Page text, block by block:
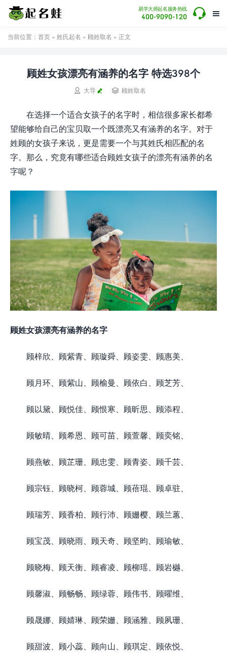

易学大师起名服务热线
400-9090-120 
当前位置： 首页 » 姓氏起名 » 顾姓取名 » 正文
顾姓女孩漂亮有涵养的名字 特选398个
 大导  顾姓取名
在选择一个适合女孩子的名字时，相信很多家长都希
望能够给自己的宝贝取一个既漂亮又有涵养的名字。对于
姓顾的女孩子来说，更是需要一个与其姓氏相匹配的名
字。那么，究竟有哪些适合顾姓女孩子的漂亮有涵养的名
字呢？
顾姓女孩漂亮有涵养的名字
顾梓欣、顾紫青、顾璇舜、顾姿雯、顾惠美、
顾月环、顾紫山、顾榆曼、顾依白、顾芝芳、
顾以黛、顾悦佳、顾恨寒、顾昕思、顾添程、
顾敏晴、顾希恩、顾可苗、顾萱馨、顾奕铭、
顾燕敏、顾芷珊、顾忠雯、顾青姿、顾千芸、
顾宗钰、顾晓柯、顾蓉城、顾蓓琨、顾卓驻、
顾瑞芳、顾香柏、顾行沛、顾姗樱、顾兰蕙、
顾宝茂、顾晓雨、顾天奇、顾坚昀、顾瑜敏、
顾晓梅、顾天衡、顾睿凌、顾柳瑶、顾岩樾、
顾馨淑、顾畅畅、顾绿蓉、顾伟书、顾曜维、
顾晟娜、顾婧琳、顾荣姗、顾涵雅、顾夙珊、
顾甜波、顾小蕊、顾向山、顾琪定、顾依悦、